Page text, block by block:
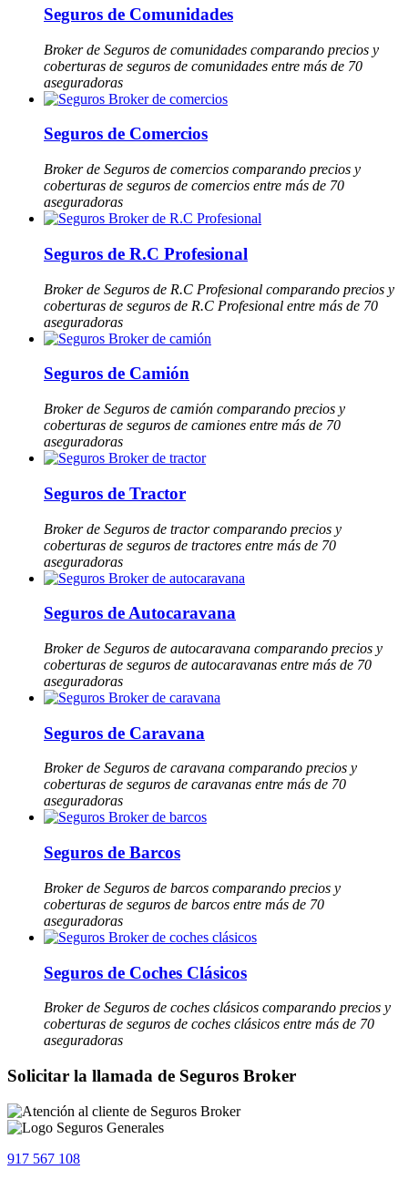
Seguros de Comunidades
Broker de Seguros de comunidades comparando precios y
coberturas de seguros de comunidades entre más de 70
aseguradoras
Seguros de Comercios
Broker de Seguros de comercios comparando precios y
coberturas de seguros de comercios entre más de 70
aseguradoras
Seguros de R.C Profesional
Broker de Seguros de R.C Profesional comparando precios y
coberturas de seguros de R.C Profesional entre más de 70
aseguradoras
Seguros de Camión
Broker de Seguros de camión comparando precios y
coberturas de seguros de camiones entre más de 70
aseguradoras
Seguros de Tractor
Broker de Seguros de tractor comparando precios y
coberturas de seguros de tractores entre más de 70
aseguradoras
Seguros de Autocaravana
Broker de Seguros de autocaravana comparando precios y
coberturas de seguros de autocaravanas entre más de 70
aseguradoras
Seguros de Caravana
Broker de Seguros de caravana comparando precios y
coberturas de seguros de caravanas entre más de 70
aseguradoras
Seguros de Barcos
Broker de Seguros de barcos comparando precios y
coberturas de seguros de barcos entre más de 70
aseguradoras
Seguros de Coches Clásicos
Broker de Seguros de coches clásicos comparando precios y
coberturas de seguros de coches clásicos entre más de 70
aseguradoras
Solicitar la llamada de Seguros Broker
917 567 108